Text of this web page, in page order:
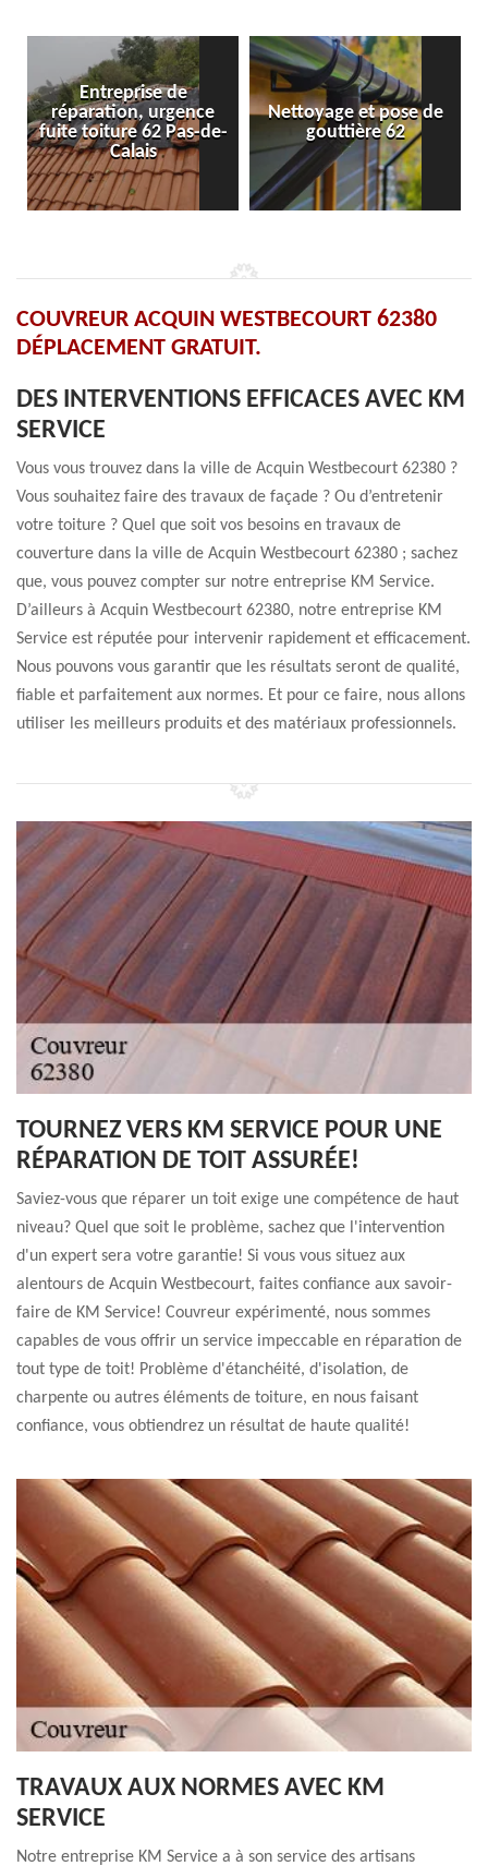
de-
Nettoyage et pose de
gouttière 62
Pose et réparation
velux 62
COUVREUR ACQUIN WESTBECOURT 62380
DÉPLACEMENT GRATUIT.
DES INTERVENTIONS EFFICACES AVEC KM
SERVICE
Vous vous trouvez dans la ville de Acquin Westbecourt 62380 ?
Vous souhaitez faire des travaux de façade ? Ou d’entretenir
votre toiture ? Quel que soit vos besoins en travaux de
couverture dans la ville de Acquin Westbecourt 62380 ; sachez
que, vous pouvez compter sur notre entreprise KM Service.
D’ailleurs à Acquin Westbecourt 62380, notre entreprise KM
Service est réputée pour intervenir rapidement et efficacement.
Nous pouvons vous garantir que les résultats seront de qualité,
fiable et parfaitement aux normes. Et pour ce faire, nous allons
utiliser les meilleurs produits et des matériaux professionnels.
TOURNEZ VERS KM SERVICE POUR UNE
RÉPARATION DE TOIT ASSURÉE!
Saviez-vous que réparer un toit exige une compétence de haut
niveau? Quel que soit le problème, sachez que l'intervention
d'un expert sera votre garantie! Si vous vous situez aux
alentours de Acquin Westbecourt, faites confiance aux savoir-
faire de KM Service! Couvreur expérimenté, nous sommes
capables de vous offrir un service impeccable en réparation de
tout type de toit! Problème d'étanchéité, d'isolation, de
charpente ou autres éléments de toiture, en nous faisant
confiance, vous obtiendrez un résultat de haute qualité!
TRAVAUX AUX NORMES AVEC KM
SERVICE
Notre entreprise KM Service a à son service des artisans